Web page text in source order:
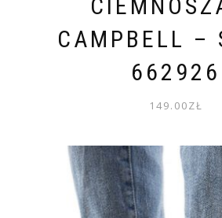
CAMPBELL –
662926
149.00ZŁ